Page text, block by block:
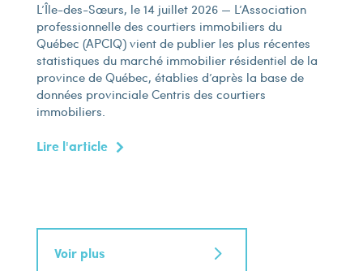
L’Île-des-Sœurs, le 14 juillet 2026 — L’Association
professionnelle des courtiers immobiliers du
Québec (APCIQ) vient de publier les plus récentes
statistiques du marché immobilier résidentiel de la
province de Québec, établies d’après la base de
données provinciale Centris des courtiers
immobiliers.
Lire l'article
Voir plus